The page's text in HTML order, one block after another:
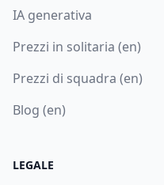
IA generativa
Prezzi in solitaria (en)
Prezzi di squadra (en)
Blog (en)
LEGALE